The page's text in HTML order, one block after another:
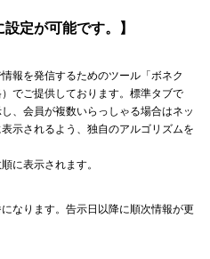
定が可能です。】
報を発信するためのツール「ボネク
でご提供しております。標準タブで
、会員が複数いらっしゃる場合はネッ
示されるよう、独自のアルゴリズムを
に表示されます。
なります。告示日以降に順次情報が更